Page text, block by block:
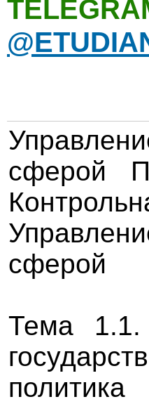
сферой
сферой
Тема
политика